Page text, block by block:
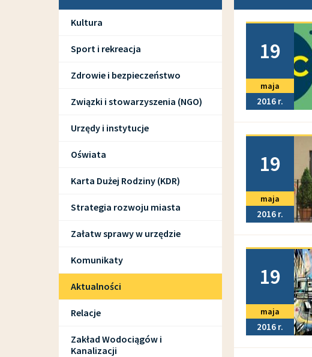
Kultura
Sport i rekreacja
Zdrowie i bezpieczeństwo
Związki i stowarzyszenia (NGO)
Urzędy i instytucje
Oświata
Karta Dużej Rodziny (KDR)
Strategia rozwoju miasta
Załatw sprawy w urzędzie
Komunikaty
Aktualności
Relacje
Zakład Wodociągów i
Kanalizacji
19
maja
2016
19
maja
2016
19
maja
2016